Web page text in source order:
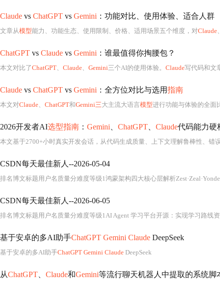
Claude vs ChatGPT vs Gemini ：功能对比、使用体验、适合人群
文章从模型能力、功能生态、使用限制、价格、适用场景五个维度，对Claude
ChatGPT vs Claude vs Gemini ：谁最值得你掏腰包？
本文对比了ChatGPT、 Claude、 Gemini三个AI的使用体验。 Claude写代码和文
Claude vs ChatGPT vs Gemini ：全方位对比与选用指南
本文对Claude、 ChatGPT和Gemini三大主流大语言模型进行功能与体验的全面比较，涵盖对话自然度、知识实时性、专业任
2026开发者AI选型指南 ： Gemini ChatGPT Claude代码能力硬
CSDN每天最佳新人--2026-05-04
CSDN每天最佳新人--2026-06-05
基于安卓的多AI助手ChatGPT Gemini Claude DeepSeek
基于安卓的多AI助手ChatGPT Gemini Claude DeepSeek
从ChatGPT Claude和Gemini等流行聊天机器人中提取的系统脚